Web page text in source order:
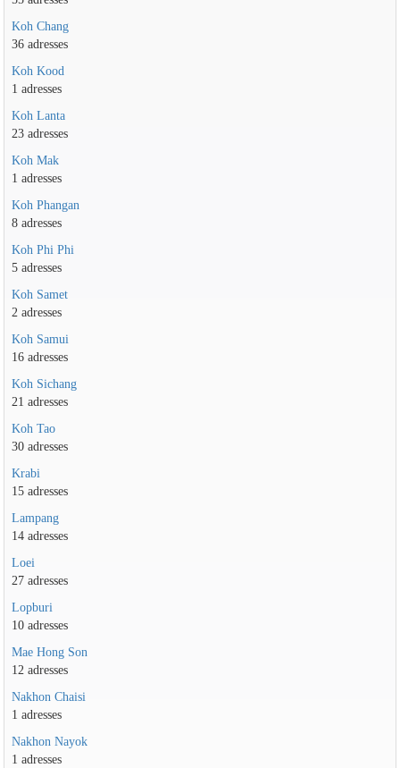
Koh Chang
36 adresses
Koh Kood
1 adresses
Koh Lanta
23 adresses
Koh Mak
1 adresses
Koh Phangan
8 adresses
Koh Phi Phi
5 adresses
Koh Samet
2 adresses
Koh Samui
16 adresses
Koh Sichang
21 adresses
Koh Tao
30 adresses
Krabi
15 adresses
Lampang
14 adresses
Loei
27 adresses
Lopburi
10 adresses
Mae Hong Son
12 adresses
Nakhon Chaisi
1 adresses
Nakhon Nayok
1 adresses